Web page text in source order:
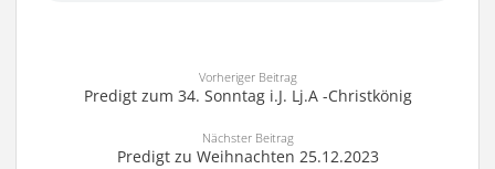
Vorheriger Beitrag
Predigt zum 34. Sonntag i.J. Lj.A -Christkönig
Nächster Beitrag
Predigt zu Weihnachten 25.12.2023